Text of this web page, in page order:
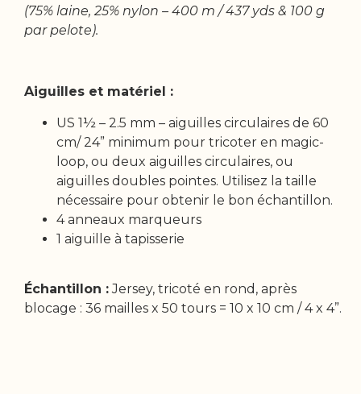
(75% laine, 25% nylon – 400 m / 437 yds & 100 g
par pelote).
Aiguilles et matériel :
US 1½ – 2.5 mm – aiguilles circulaires de 60
cm/ 24” minimum pour tricoter en magic-
loop, ou deux aiguilles circulaires, ou
aiguilles doubles pointes. Utilisez la taille
nécessaire pour obtenir le bon échantillon.
4 anneaux marqueurs
1 aiguille à tapisserie
Échantillon :Jersey, tricoté en rond, après
blocage : 36 mailles x 50 tours = 10 x 10 cm / 4 x 4”.